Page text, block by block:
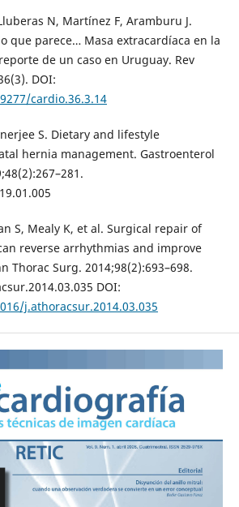
N, Martínez F, Aramburu J.
que parece… Masa extracardíaca en la
de un caso en Uruguay. Rev
DOI:
cardio.36.3.14
S. Dietary and lifestyle
hernia management. Gastroenterol
S, Mealy K, et al. Surgical repair of
reverse arrhythmias and improve
Thorac Surg. 2014;98(2):693–698.
DOI:
j.athoracsur.2014.03.035